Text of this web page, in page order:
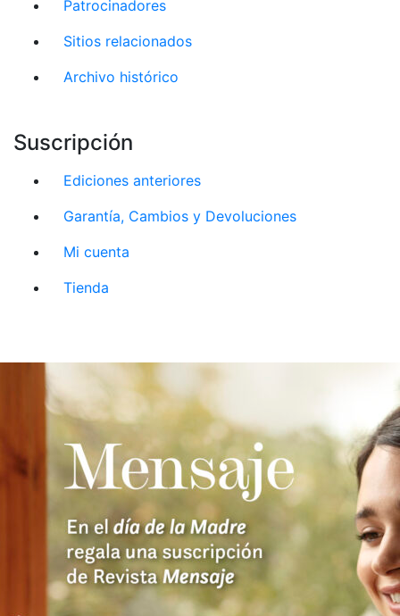
Patrocinadores
Sitios relacionados
Archivo histórico
Suscripción
Ediciones anteriores
Garantía, Cambios y Devoluciones
Mi cuenta
Tienda